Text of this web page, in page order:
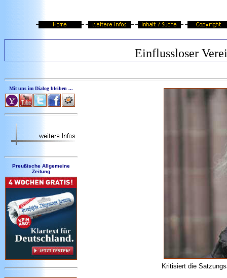
Einflussloser
Mit uns im Dialog bleiben ...
Preußische Allgemeine
Zeitung
Kritisiert die